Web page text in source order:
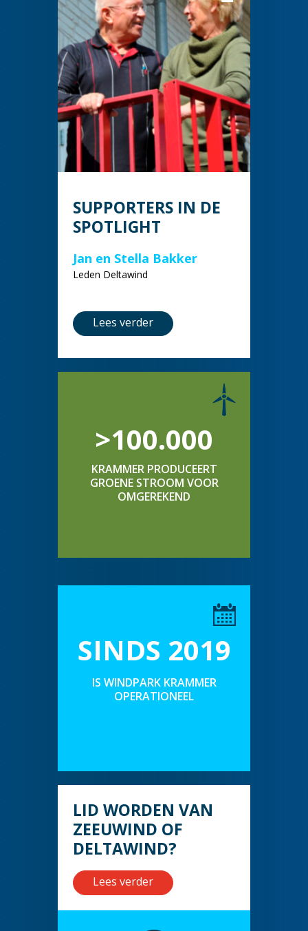
SUPPORTERS IN DE
SPOTLIGHT
Jan en Stella Bakker
Leden Deltawind
Lees verder
>100.000
KRAMMER PRODUCEERT
GROENE STROOM VOOR
OMGEREKEND
SINDS 2019
IS WINDPARK KRAMMER
OPERATIONEEL
LID WORDEN VAN
ZEEUWIND OF
DELTAWIND?
Lees verder